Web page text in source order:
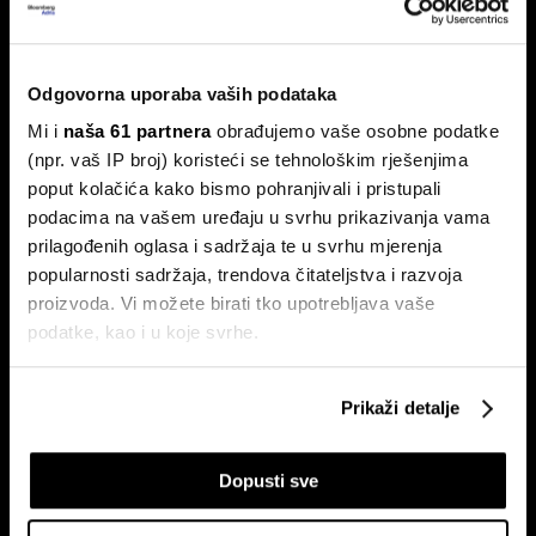
Odgovorna uporaba vaših podataka
Mi i naša 61 partneraobrađujemo vaše osobne podatke
(npr. vaš IP broj) koristeći se tehnološkim rješenjima
poput kolačića kako bismo pohranjivali i pristupali
podacima na vašem uređaju u svrhu prikazivanja vama
prilagođenih oglasa i sadržaja te u svrhu mjerenja
popularnosti sadržaja, trendova čitateljstva i razvoja
proizvoda. Vi možete birati tko upotrebljava vaše
podatke, kao i u koje svrhe.
Prikupljati podatke o vašoj geografskoj lokaciji,
koji mogu biti precizni do radijusa od nekoliko metara
Prepoznati vaš uređaj tako što ćemo aktivno
skenirati njegove određene karakteristike ("uzimanje
Prikaži detalje
Dopusti sve
kuhinjom do trostrukog rasta marže
obveznice vrijedne 1,5 milijuna eura, više od milijun eura
ulažu u sustav centralizirane pripreme hrane.
centara u eri online kupnje
oblikovati budućnost logistike u